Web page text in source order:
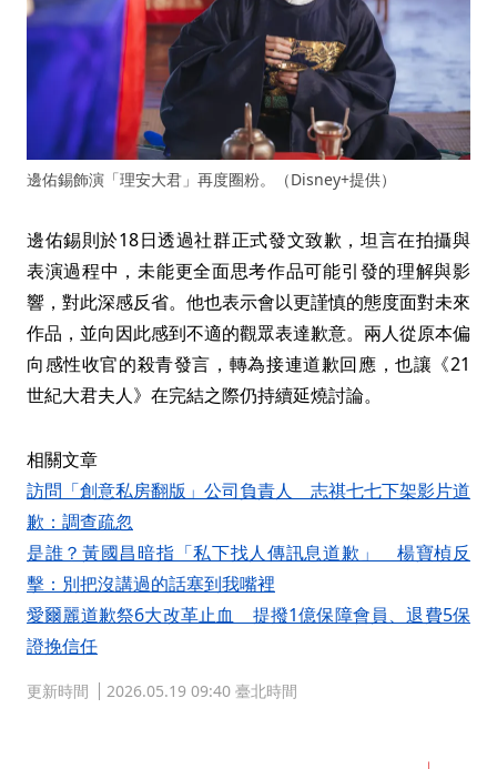
邊佑錫飾演「理安大君」再度圈粉。（Disney+提供）
邊佑錫則於18日透過社群正式發文致歉，坦言在拍攝與
表演過程中，未能更全面思考作品可能引發的理解與影
響，對此深感反省。他也表示會以更謹慎的態度面對未來
作品，並向因此感到不適的觀眾表達歉意。兩人從原本偏
向感性收官的殺青發言，轉為接連道歉回應，也讓《21
世紀大君夫人》在完結之際仍持續延燒討論。
相關文章
訪問「創意私房翻版」公司負責人 志祺七七下架影片道
歉：調查疏忽
是誰？黃國昌暗指「私下找人傳訊息道歉」 楊寶楨反
擊：別把沒講過的話塞到我嘴裡
愛爾麗道歉祭6大改革止血 提撥1億保障會員、退費5保
證挽信任
更新時間 2026.05.19 09:40 臺北時間